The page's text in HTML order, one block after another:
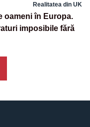
Realitatea din UK
oameni în Europa.
imposibile fără